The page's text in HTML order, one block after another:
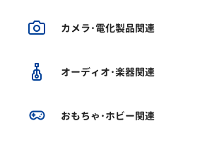
カメラ･電化製品関連
オーディオ･楽器関連
おもちゃ･ホビー関連